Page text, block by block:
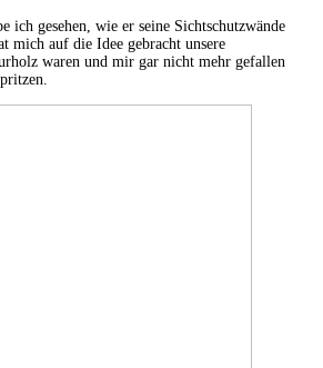
ich gesehen, wie er seine Sichtschutzwände
mich auf die Idee gebracht unsere
waren und mir gar nicht mehr gefallen